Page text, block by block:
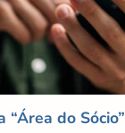
do Sócio”